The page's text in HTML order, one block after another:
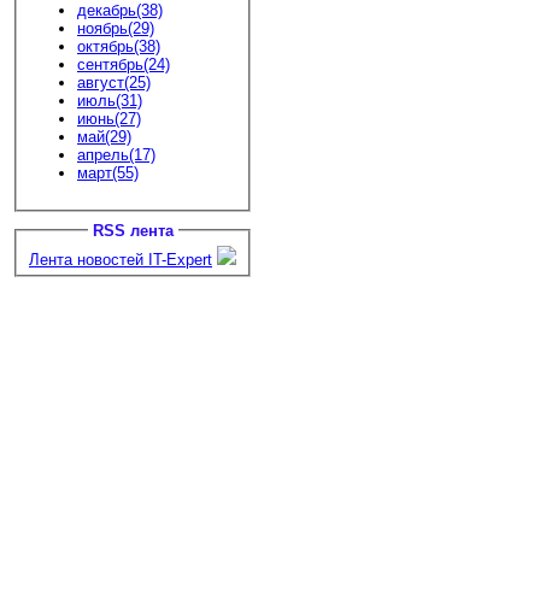
декабрь(38)
ноябрь(29)
октябрь(38)
сентябрь(24)
август(25)
июль(31)
июнь(27)
май(29)
апрель(17)
март(55)
RSS лента
Лента новостей IT-Expert